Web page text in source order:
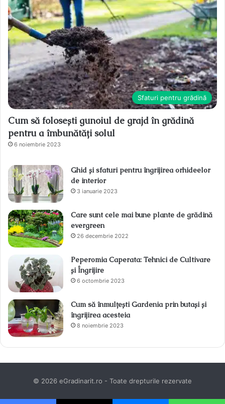
Sfaturi pentru grădină
Cum să folosești gunoiul de grajd în grădină
pentru a îmbunătăți solul
6 noiembrie 2023
Ghid și sfaturi pentru îngrijirea orhideelor
de interior
3 ianuarie 2023
Care sunt cele mai bune plante de grădină
evergreen
26 decembrie 2022
Peperomia Caperata: Tehnici de Cultivare
și Îngrijire
6 octombrie 2023
Cum să înmulțești Gardenia prin butași și
îngrijirea acesteia
8 noiembrie 2023
© 2026 eGradinarit.ro - Toate drepturile rezervate